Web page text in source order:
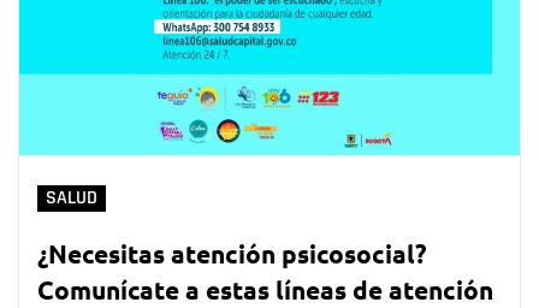
SALUD
¿Necesitas atención psicosocial?
Comunícate a estas líneas de atención